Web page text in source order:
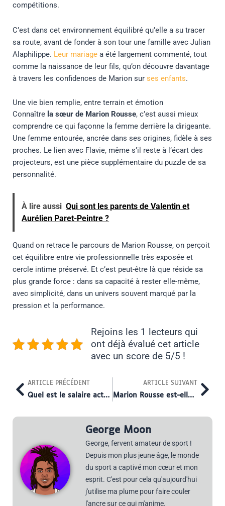
compétitions.
C’est dans cet environnement équilibré qu’elle a su tracer
sa route, avant de fonder à son tour une famille avec Julian
Alaphilippe. Leur mariagea été largement commenté, tout
comme la naissance de leur fils, qu’on découvre davantage
à travers les confidences de Marion sur ses enfants.
Une vie bien remplie, entre terrain et émotion
Connaître la sœur de Marion Rousse, c’est aussi mieux
comprendre ce qui façonne la femme derrière la dirigeante.
Une femme entourée, ancrée dans ses origines, fidèle à ses
proches. Le lien avec Flavie, même s’il reste à l’écart des
projecteurs, est une pièce supplémentaire du puzzle de sa
personnalité.
À lire aussi Qui sont les parents de Valentin et
Aurélien Paret-Peintre ?
Quand on retrace le parcours de Marion Rousse, on perçoit
cet équilibre entre vie professionnelle très exposée et
cercle intime préservé. Et c’est peut-être là que réside sa
plus grande force : dans sa capacité à rester elle-même,
avec simplicité, dans un univers souvent marqué par la
pression et la performance.
Rejoins les 1 lecteurs qui
ont déjà évalué cet article
avec un score de 5/5 !
ARTICLE PRÉCÉDENT
Quel est le salaire actuel de Marion Rousse ?
ARTICLE SUIVANT
Marion Rousse est-elle toujours en couple avec Julian Alaphilippe ?
George Moon
George, fervent amateur de sport !
Depuis mon plus jeune âge, le monde
du sport a captivé mon cœur et mon
esprit. C'est pour cela qu'aujourd'hui
j'utilise ma plume pour faire couler
l'ancre sur ce qui m'anime.